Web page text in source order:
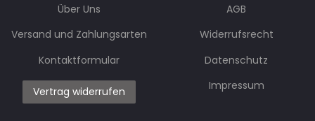
Über Uns
Versand und Zahlungsarten
Kontaktformular
Vertrag widerrufen
AGB
Widerrufsrecht
Datenschutz
Impressum